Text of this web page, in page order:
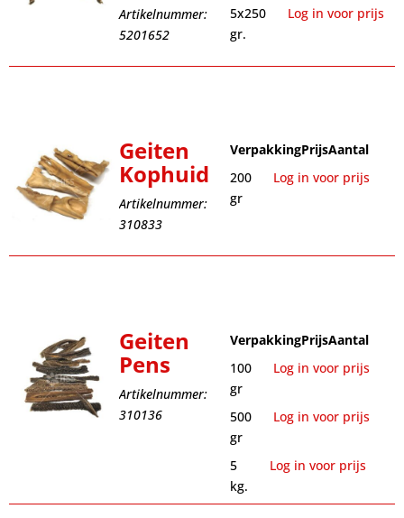
Artikelnummer:
5201652
5x250
gr.
Log in voor prijs
Geiten
Kophuid
Artikelnummer:
310833
VerpakkingPrijsAantal
200
gr
Log in voor prijs
Geiten
Pens
Artikelnummer:
310136
VerpakkingPrijsAantal
100
gr
Log in voor prijs
500
gr
Log in voor prijs
5
kg.
Log in voor prijs